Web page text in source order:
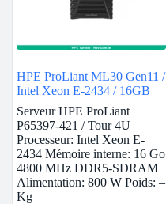
HPE ProLiant ML30 Gen11 /
Intel Xeon E-2434 / 16GB
Serveur HPE ProLiant
P65397-421 / Tour 4U
Processeur: Intel Xeon E-
2434 Mémoire interne: 16 Go
4800 MHz DDR5-SDRAM
Alimentation: 800 W Poids: –
Kg